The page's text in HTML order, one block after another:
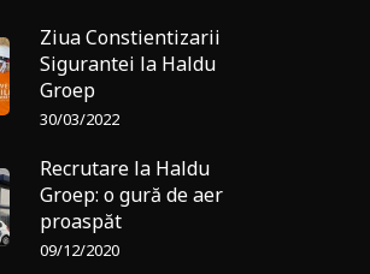
Ziua Constientizarii
Sigurantei la Haldu
Groep
30/03/2022
Recrutare la Haldu
Groep: o gură de aer
proaspăt
09/12/2020